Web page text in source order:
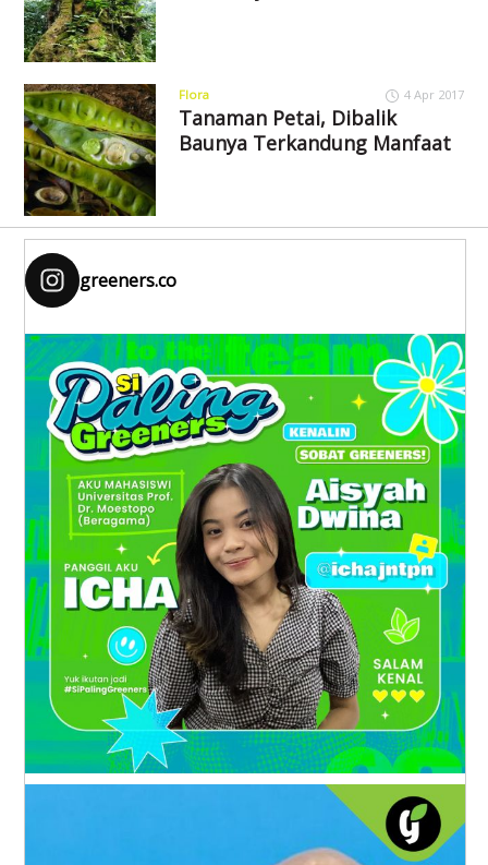
Flora 4 Apr 2017
Tanaman Petai, Dibalik
Baunya Terkandung Manfaat
greeners.co